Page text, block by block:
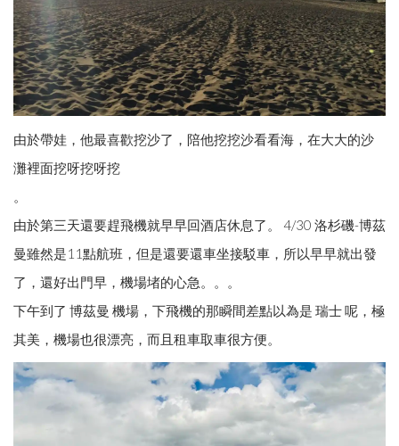
由於帶娃，他最喜歡挖沙了，陪他挖挖沙看看海，在大大的沙
灘裡面挖呀挖呀挖
。
由於第三天還要趕飛機就早早回酒店休息了。 4/30 洛杉磯-博茲
曼雖然是11點航班，但是還要還車坐接駁車，所以早早就出發
了，還好出門早，機場堵的心急。。。
下午到了 博茲曼 機場，下飛機的那瞬間差點以為是 瑞士 呢，極
其美，機場也很漂亮，而且租車取車很方便。